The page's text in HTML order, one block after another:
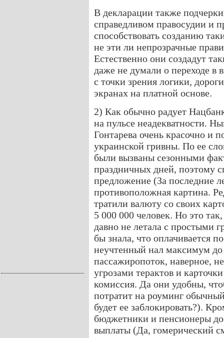
В декларации также
справедливом правосудии и
способствовать созданию
не эти ли непрозрачные
Естественно они создадут
даже не думали о переходе
с точки зрения логики,
экранах на платной основе.
2) Как обычно радует
на пульсе неадекватности.
Гонтарева очень красочно и
украинской гривны. По ее
были вызваны сезонными
праздничных дней, поэтому
предложение (За последние
противоположная картина.
тратили валюту со своих
5 000 000 человек. Но это
давно не летала с простыми
бы знала, что оплачивается
неучтенный нал максимум
пассажиропоток, наверное,
угрозами терактов и
комиссия. Да они удобны,
потратит на роуминг
будет ее заблокировать?).
бюджетники и пенсионеры
выплаты (Да, гомерический